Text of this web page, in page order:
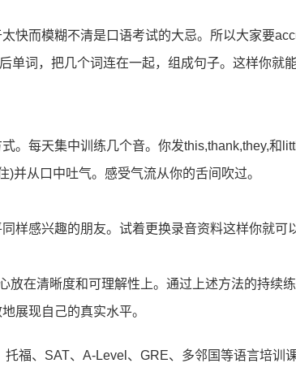
快而模糊不清是口语考试的大忌。所以大家要
单词，把几个词连在一起，组成句子。这样你就
。每天集中训练几个音。你发this,thank,they,和littl
)并从口中吐气。感受气流从你的舌间吹过。
样感兴趣的朋友。试着更换录音资料这样你就可
放在清晰度和可理解性上。通过上述方法的持续练
展现自己的真实水平。
托福、SAT、A-Level、GRE、多邻国等语言培训
登录